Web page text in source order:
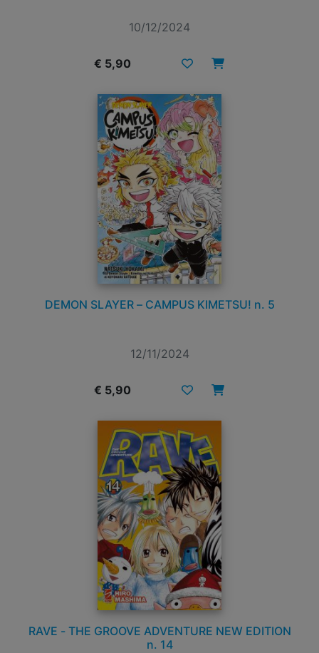
10/12/2024
€ 5,90
DEMON SLAYER – CAMPUS KIMETSU! n. 5
12/11/2024
€ 5,90
RAVE - THE GROOVE ADVENTURE NEW EDITION
n. 14